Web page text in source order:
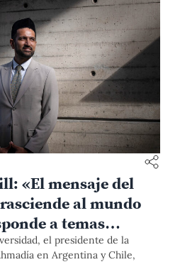
«El mensaje del
al mundo
a temas
el presidente de la
en Argentina y Chile,